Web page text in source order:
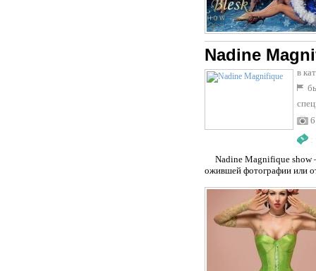
Nadine
в
6
:
Nadine Magnifique show –
ожившей фотографии или